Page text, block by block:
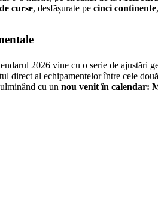
curse, desfășurate pe cinci continente
2026 vine cu o serie de ajustări
al echipamentelor între cele
cu un nou venit în calendar: